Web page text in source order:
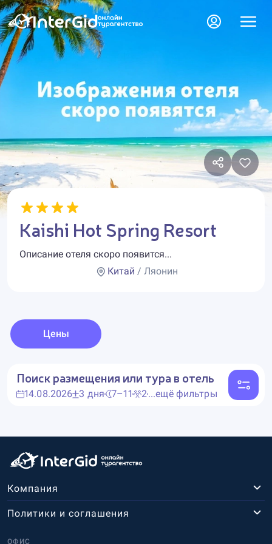
Kaishi Hot Spring Resort
Описание отеля скоро появится...
Китай / Ляонин
Цены
Поиск размещения или тура в отель
14.08.2026 3 дня 7–11 2...ещё фильтры
Компания
ОФИС
Политики и соглашения